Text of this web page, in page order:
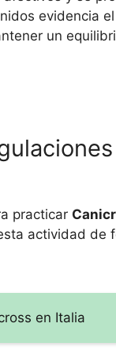
evidencia
un
practicar
actividad de
en Italia